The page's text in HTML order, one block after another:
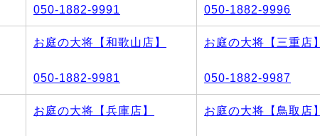
050-1882-9991 050-1882-9996
お庭の大将【和歌山店】
050-1882-9981
お庭の大将【三重店】
050-1882-9987
お庭の大将【兵庫店】 お庭の大将【鳥取店】